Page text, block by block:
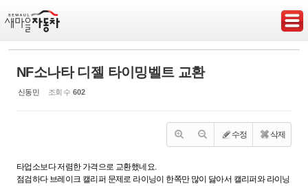
NF소나타 디젤 타이밍벨트 교환
신동민 조회 수 602
수정 삭제
타업소보다 저렴한 가격으로 교환했네요.
점검하다 브레이크 캘리퍼 문제로 라이닝이 한쪽만 많이 닳아서 캘리퍼와 라이닝
Sketchbook5, 스케치북5
Sketchbook5, 스케치북5